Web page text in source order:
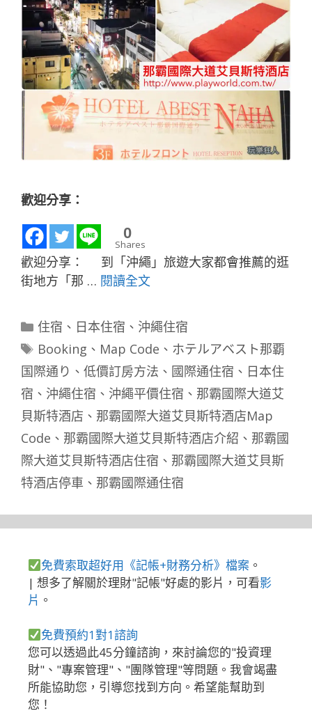
歡迎分享：
0
Shares
歡迎分享： 到「沖繩」旅遊大家都會推薦的逛
街地方「那 … 閱讀全文
分
類
住宿 、 日本住宿 、 沖繩住宿
標
籤
Booking 、 Map Code 、 ホテルアベスト那覇
国際通り 、 低價訂房方法 、 國際通住宿 、 日本住
宿 、 沖繩住宿 、 沖繩平價住宿 、 那霸國際大道艾
貝斯特酒店 、 那霸國際大道艾貝斯特酒店Map
Code 、 那霸國際大道艾貝斯特酒店介紹 、 那霸國
際大道艾貝斯特酒店住宿 、 那霸國際大道艾貝斯
特酒店停車 、 那霸國際通住宿
免費索取超好用《記帳+財務分析》檔案 。
| 想多了解關於理財"記帳"好處的影片，可看影
片 。
免費預約1對1諮詢
您可以透過此45分鐘諮詢，來討論您的"投資理
財"、"專案管理"、"團隊管理"等問題。我會竭盡
所能協助您，引導您找到方向。希望能幫助到
您！